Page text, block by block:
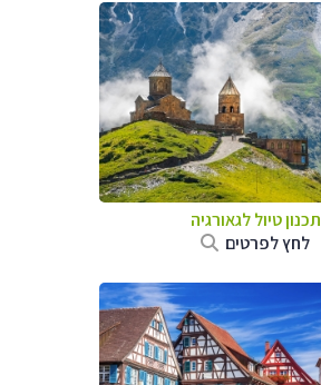
תכנון טיול לגאורגיה
לחץ לפרטים